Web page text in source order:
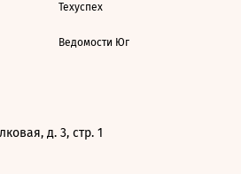
Техуспех
Ведомости Юг
д. 3, стр. 1